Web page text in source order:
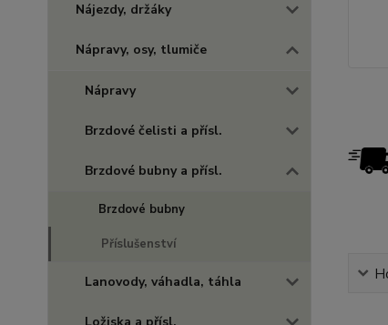
Nájezdy, držáky
Nápravy, osy, tlumiče
Nápravy
Brzdové čelisti a přísl.
Brzdové bubny a přísl.
Brzdové bubny
Příslušenství
Lanovody, váhadla, táhla